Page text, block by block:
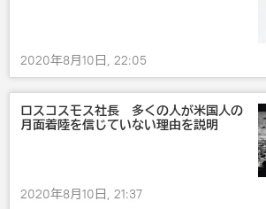
2020年8月10日, 22:05
ロスコスモス社長 多くの人が米国人の
月面着陸を信じていない理由を説明
2020年8月10日, 21:37